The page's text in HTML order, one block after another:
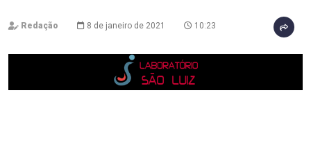
Redação 8 de janeiro de 2021 10:23